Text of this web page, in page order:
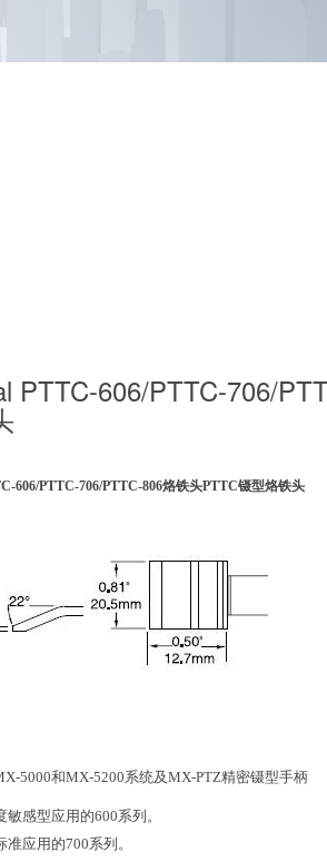
PTTC-606/PTTC-706/
606/PTTC-706/PTTC-806烙铁头PTTC镊型烙铁头
5000和MX-5200系统及MX-PTZ精密镊型手柄
敏感型应用的600系列。
准应用的700系列。